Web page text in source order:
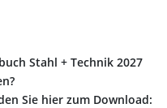
Stahl + Technik 2027
Sie hier zum Download: